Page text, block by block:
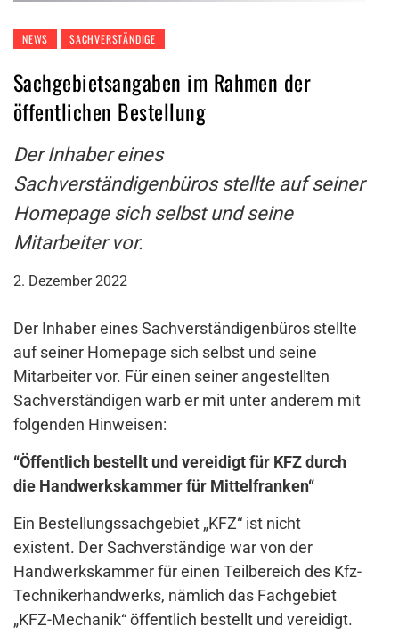
NEWS SACHVERSTÄNDIGE
Sachgebietsangaben im Rahmen der
öffentlichen Bestellung
Der Inhaber eines
Sachverständigenbüros stellte auf seiner
Homepage sich selbst und seine
Mitarbeiter vor.
2. Dezember 2022
Der Inhaber eines Sachverständigenbüros stellte
auf seiner Homepage sich selbst und seine
Mitarbeiter vor. Für einen seiner angestellten
Sachverständigen warb er mit unter anderem mit
folgenden Hinweisen:
“Öffentlich bestellt und vereidigt für KFZ durch
die Handwerkskammer für Mittelfranken“
Ein Bestellungssachgebiet „KFZ“ ist nicht
existent. Der Sachverständige war von der
Handwerkskammer für einen Teilbereich des Kfz-
Technikerhandwerks, nämlich das Fachgebiet
„KFZ-Mechanik“ öffentlich bestellt und vereidigt.